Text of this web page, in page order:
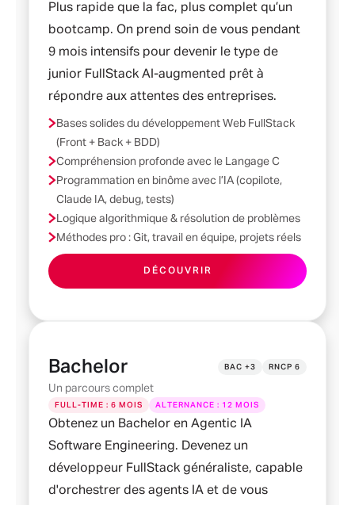
Plus rapide que la fac, plus complet qu’un
bootcamp. On prend soin de vous pendant
9 mois intensifs pour devenir le type de
junior FullStack AI-augmented prêt à
répondre aux attentes des entreprises.
Bases solides du développement Web FullStack
(Front + Back + BDD)
Compréhension profonde avec le Langage C
Programmation en binôme avec l’IA (copilote,
Claude IA, debug, tests)
Logique algorithmique & résolution de problèmes
Méthodes pro : Git, travail en équipe, projets réels
DÉCOUVRIR
Bachelor BAC +3 RNCP 6
Un parcours complet
FULL-TIME : 6 MOIS ALTERNANCE : 12 MOIS
Obtenez un Bachelor en Agentic IA
Software Engineering. Devenez un
développeur FullStack généraliste, capable
d'orchestrer des agents IA et de vous